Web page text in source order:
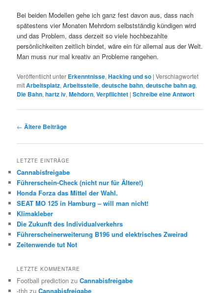
Bei beiden Modellen gehe ich ganz fest davon aus, dass nach
spätestens vier Monaten Mehrdorn selbstständig kündigen wird
und das Problem, dass derzeit so viele hochbezahlte
persönlichkeiten zeitlich bindet, wäre ein für allemal aus der Welt.
Man muss nur mal kreativ an Probleme rangehen.
Veröffentlicht unter Erkenntnisse,Hacking und so |Verschlagwortet
mitArbeitsplatz,Arbeitsstelle,deutsche bahn,deutsche bahn ag,
Die Bahn,hartz iv,Mehdorn,Verpflichtet |Schreibe eine Antwort
Beitrags-
← Ältere Beiträge
LETZTE EINTRÄGE
Cannabisfreigabe
Führerschein-Check (nicht nur für Ältere!)
Honda Forza das Mittel der Wahl.
SEAT MO 125 in Hamburg – will man nicht!
Klimakleber
Die Zukunft des Individualverkehrs
Führerscheinerweiterung B196 und elektrisches Zweirad
Zeitenwende tut Not
LETZTE KOMMENTARE
Football prediction zuCannabisfreigabe
-thh zuCannabisfreigabe